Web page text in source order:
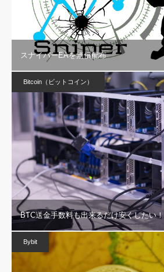
スナイパーEAを無償配布
Bitcoin（ビットコイン）
BTC送金手数料も出来るだけ安くしたい！
Bybit